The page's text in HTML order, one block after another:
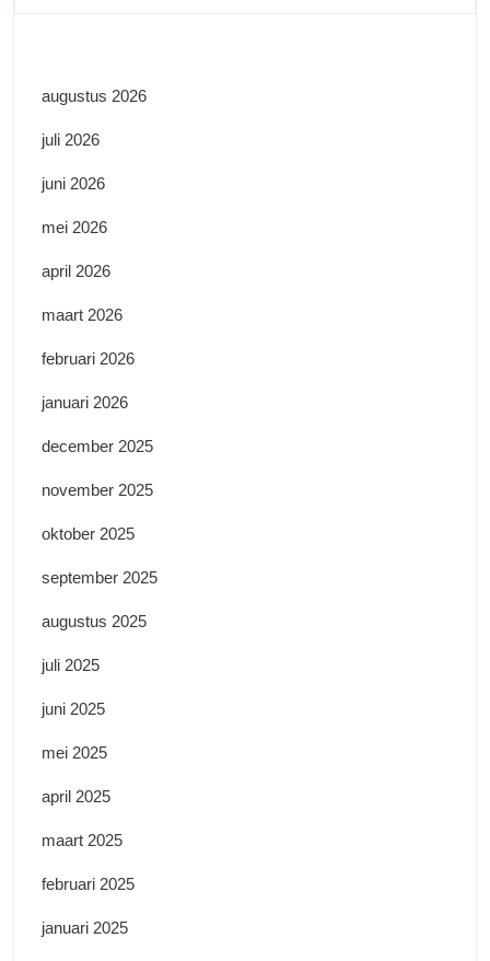
augustus 2026
juli 2026
juni 2026
mei 2026
april 2026
maart 2026
februari 2026
januari 2026
december 2025
november 2025
oktober 2025
september 2025
augustus 2025
juli 2025
juni 2025
mei 2025
april 2025
maart 2025
februari 2025
januari 2025